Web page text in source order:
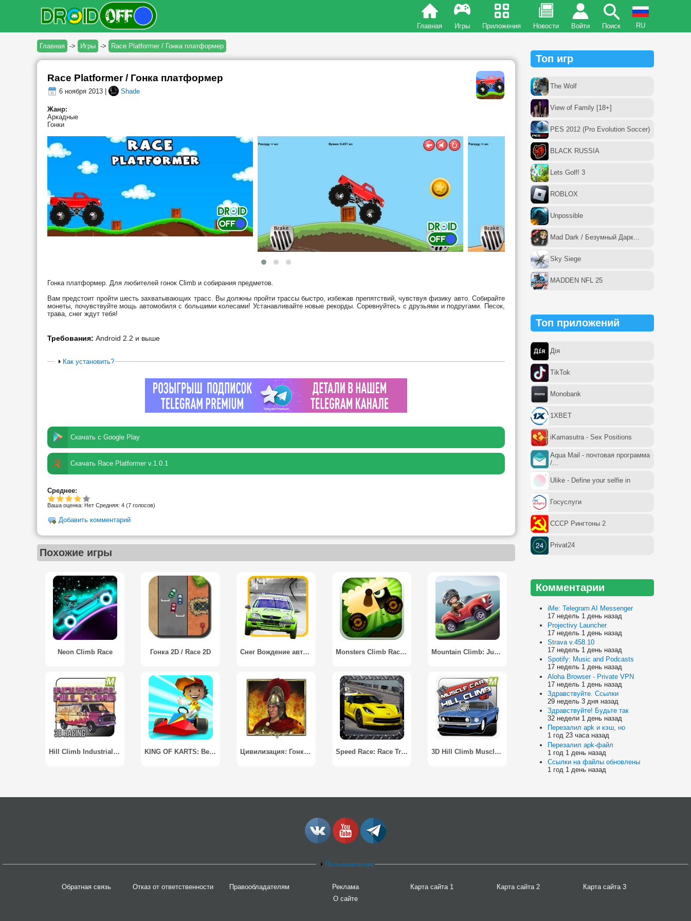
Главная Игры Приложения Новости Войти Поиск RU
Главная -> Игры -> Race Platformer / Гонка платформер
Race Platformer / Гонка платформер
6 ноября 2013 | Shade
Жанр:
Аркадные
Гонки
Гонка платформер. Для любителей гонок Climb и собирания предметов.
Вам предстоит пройти шесть захватывающих трасс. Вы должны пройти трассы быстро, избежав препятствий, чувствуя физику авто. Собирайте
монеты, почувствуйте мощь автомобиля с большими колесами! Устанавливайте новые рекорды. Соревнуйтесь с друзьями и подругами. Песок,
трава, снег ждут тебя!
Требования: Android 2.2 и выше
Как установить?
Скачать с Google Play
Скачать Race Platformer v.1.0.1
Среднее:
Ваша оценка: Нет Средняя: 4 (7 голосов)
Добавить комментарий
Похожие игры
Neon Climb Race Гонка 2D / Race 2D Снег Вождение автомобиля 2017 / Snow Car Driving 2017 Monsters Climb Race: Hill Race Mountain Climb: Jump
Hill Climb Industrial Racing KING OF KARTS: Веселая гонка Цивилизация: Гонка Народов / Civilization: Race of Nations Speed Race: Race Track 3D Hill Climb Muscle Cars 2014
Топ игр
The Wolf
View of Family [18+]
PES 2012 (Pro Evolution Soccer)
BLACK RUSSIA
Lets Golf! 3
ROBLOX
Unpossible
Mad Dark / Безумный Дарк...
Sky Siege
MADDEN NFL 25
Топ приложений
Дія
TikTok
Monobank
1XBET
iKamasutra - Sex Positions
Aqua Mail - почтовая программа
/...
Ulike - Define your selfie in
Госуслуги
СССР Рингтоны 2
Privat24
Комментарии
iMe: Telegram AI Messenger
17 недель 1 день назад
Projectivy Launcher
17 недель 1 день назад
Strava v.458.10
17 недель 1 день назад
Spotify: Music and Podcasts
17 недель 1 день назад
Aloha Browser - Private VPN
17 недель 1 день назад
Здравствуйте. Ссылки
29 недель 3 дня назад
Здравствуйте! Будьте так
32 недели 1 день назад
Перезалил apk и кэш, но
1 год 23 часа назад
Перезалил apk-файл
1 год 1 день назад
Ссылки на файлы обновлены
1 год 1 день назад
Пользователям
Обратная связь Отказ от ответственности Правообладателям Реклама Карта сайта 1 Карта сайта 2
Карта сайта 3
О сайте